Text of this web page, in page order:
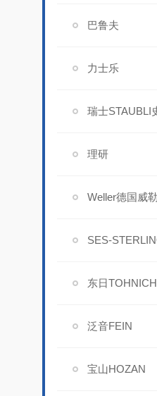
巴鲁夫
力士乐
瑞士STAUBLI
理研
Weller德国威勒
SES-
东日
泛音FEIN
宝山HOZAN